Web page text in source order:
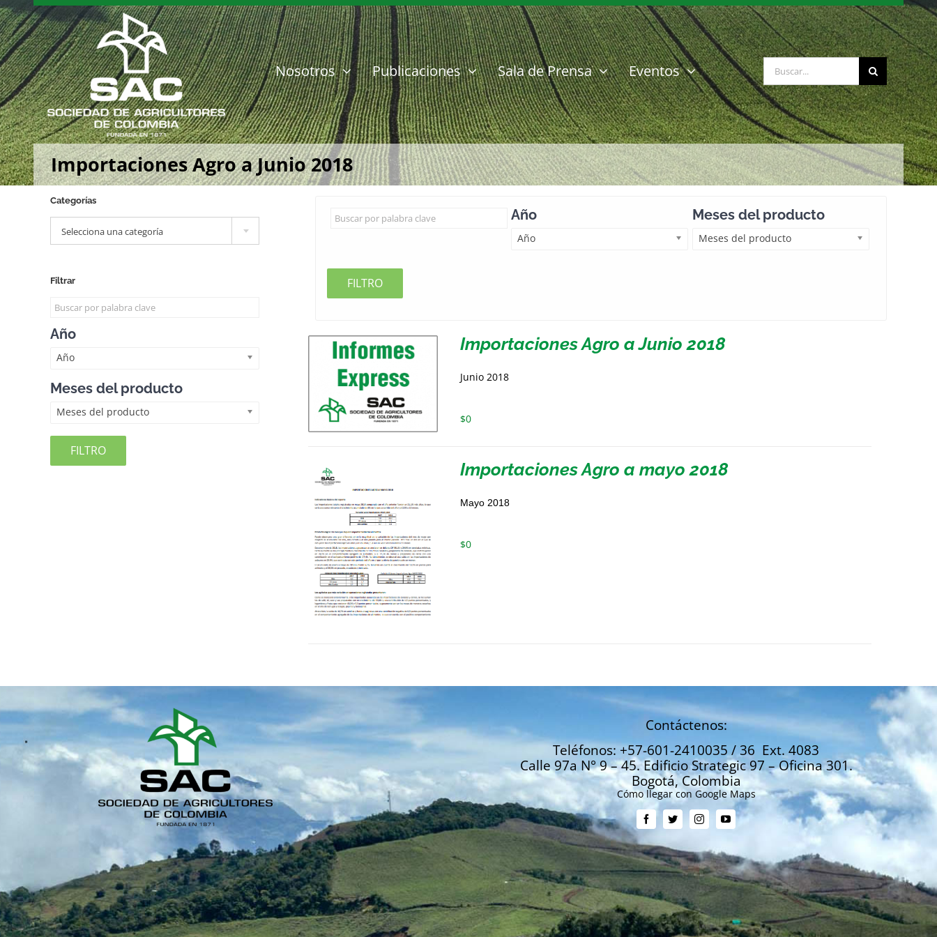
Saltar
al
contenido
Nosotros Publicaciones Sala de Prensa Eventos Buscar:
Importaciones Agro a Junio 2018
Año
Año
Meses del producto
Meses del producto
FILTRO
Importaciones Agro a Junio 2018
Junio 2018
$0
Importaciones Agro a mayo 2018
Mayo 2018
$0
Categorías
Selecciona una categoría
Filtrar
Año
Año
Meses del producto
Meses del producto
FILTRO
Contáctenos:
Teléfonos: +57-601-2410035 / 36 Ext. 4083
Calle 97a N° 9 – 45. Edificio Strategic 97 – Oficina 301.
Bogotá, Colombia
Cómo llegar con Google Maps